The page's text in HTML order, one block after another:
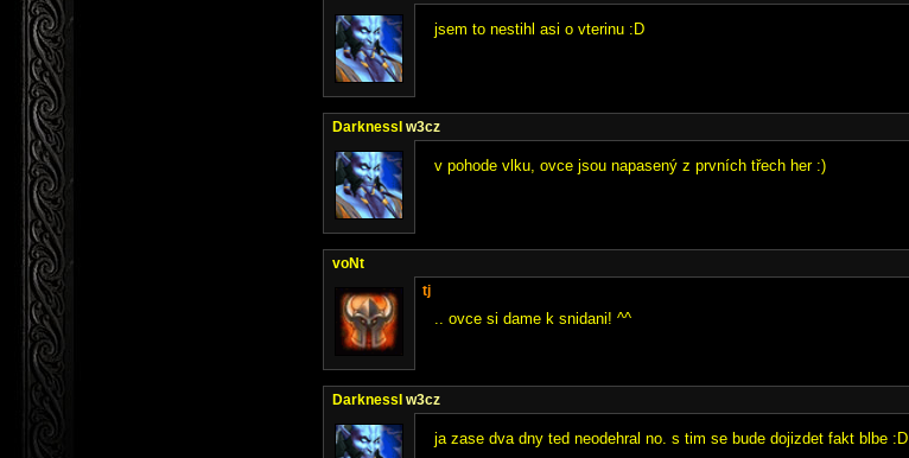
jsem to nestihl asi o vterinu :D
DarknessI w3cz
v pohode vlku, ovce jsou napasený z prvních třech her :)
voNt
tj
.. ovce si dame k snidani! ^^
DarknessI w3cz
ja zase dva dny ted neodehral no. s tim se bude dojizdet fakt blbe :D